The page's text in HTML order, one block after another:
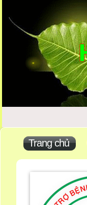
Trang chủ